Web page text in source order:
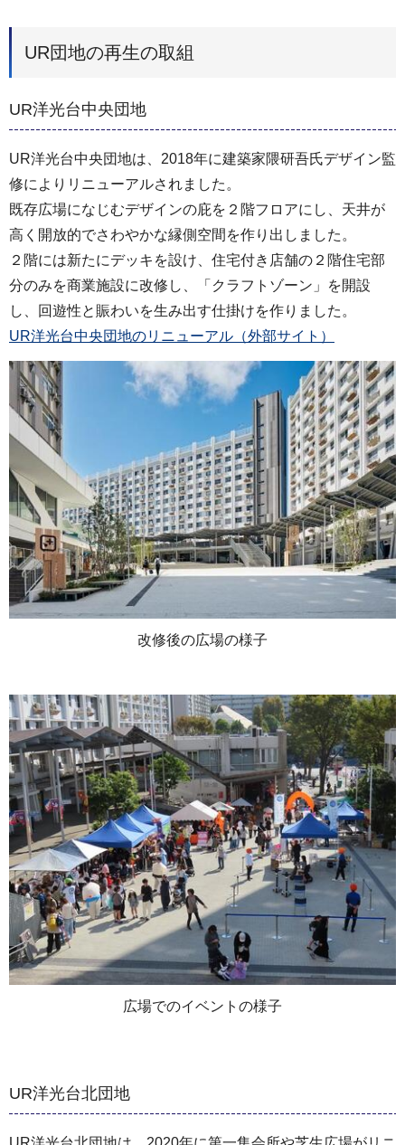
UR団地の再生の取組
UR洋光台中央団地
UR洋光台中央団地は、2018年に建築家隈研吾氏デザイン監
修によりリニューアルされました。
既存広場になじむデザインの庇を２階フロアにし、天井が
高く開放的でさわやかな縁側空間を作り出しました。
２階には新たにデッキを設け、住宅付き店舗の２階住宅部
分のみを商業施設に改修し、「クラフトゾーン」を開設
し、回遊性と賑わいを生み出す仕掛けを作りました。
UR洋光台中央団地のリニューアル（外部サイト）
改修後の広場の様子
広場でのイベントの様子
UR洋光台北団地